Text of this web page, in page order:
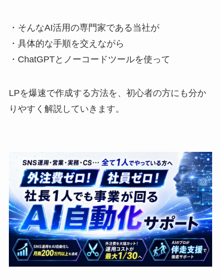
・そんなAI活用の専門家である当社が
・具体的な手順を交えながら
・ChatGPTとノーコードツールを使って
LPを爆速で作成する方法を、初心者の方にも分か
りやすく解説していきます。